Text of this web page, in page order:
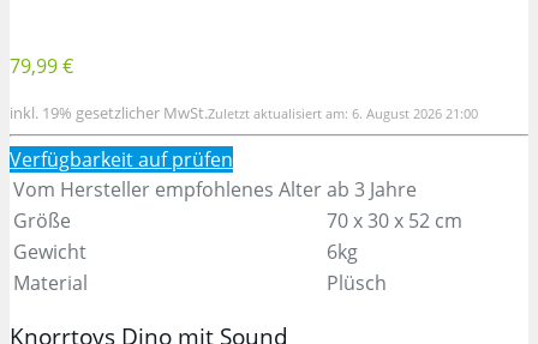
79,99 €
inkl. 19% gesetzlicher MwSt.Zuletzt aktualisiert am: 6. August 2026 21:00
Verfügbarkeit aufprüfen
Vom Hersteller empfohlenes Alterab 3 Jahre
Größe
70 x 30 x 52 cm
Gewicht
6kg
Material
Plüsch
Knorrtoys Dino mit Sound